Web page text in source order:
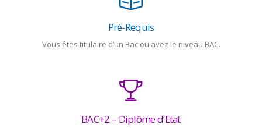
Pré-Requis
Vous êtes titulaire d’un Bac ou avez le niveau BAC.
BAC+2 – Diplôme d’Etat